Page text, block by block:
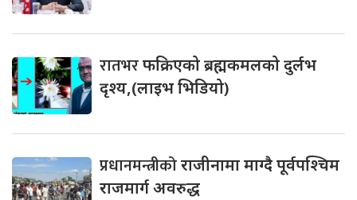
रातभरफक्रिएको ब्रह्मकमलको दुर्लभ
दृश्य,(लाइभ भिडियो)
प्रधानमन्त्रीकोराजीनामा माग्दै पूर्वपश्चिम
राजमार्ग अवरुद्ध